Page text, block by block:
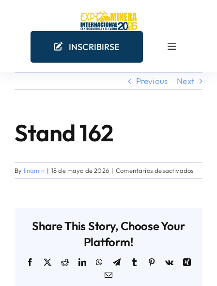
INSCRIBIRSE
Toggle
¿POR QUÉ PARTICIPAR?
AGENDA TÉCNICO-COMERCIAL
Previous Next
Stand 162
By linqmin | 18 de mayo de 2026 | Comentarios desactivados
Stand
Share This Story, Choose Your
Platform!
Facebook
X RedditLinkedInWhatsApp
TelegramTumblr Pinterest
Vk
Xing
Email